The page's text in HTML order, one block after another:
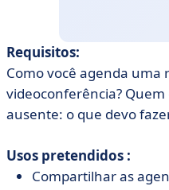
Requisitos:
Como você agenda uma
videoconferência?
ausente: o que devo
Usos pretendidos :
Compartilhar as